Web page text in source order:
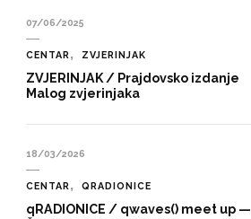
07/06/2025
CENTAR ZVJERINJAK
ZVJERINJAK / Prajdovsko izdanje
Malog zvjerinjaka
18/03/2026
CENTAR QRADIONICE
qRADIONICE / qwaves() meet up —